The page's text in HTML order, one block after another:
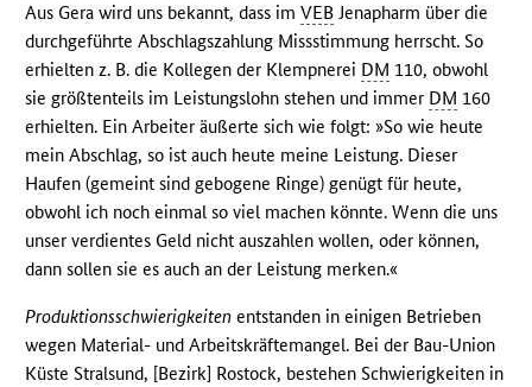
Aus Gera wird uns bekannt, dass imVEB Jenapharm über die
durchgeführte Abschlagszahlung Missstimmung herrscht. So
erhielten z. B. die Kollegen der Klempnerei DM 110, obwohl
sie größtenteils im Leistungslohn stehen und immer DM 160
erhielten. Ein Arbeiter äußerte sich wie folgt: »So wie heute
mein Abschlag, so ist auch heute meine Leistung. Dieser
Haufen (gemeint sind gebogene Ringe) genügt für heute,
obwohl ich noch einmal so viel machen könnte. Wenn die uns
unser verdientes Geld nicht auszahlen wollen, oder können,
dann sollen sie es auch an der Leistung merken.«
Produktionsschwierigkeiten entstanden in einigen Betrieben
wegen Material- und Arbeitskräftemangel. Bei der Bau-Union
Küste Stralsund, [Bezirk] Rostock, bestehen Schwierigkeiten in